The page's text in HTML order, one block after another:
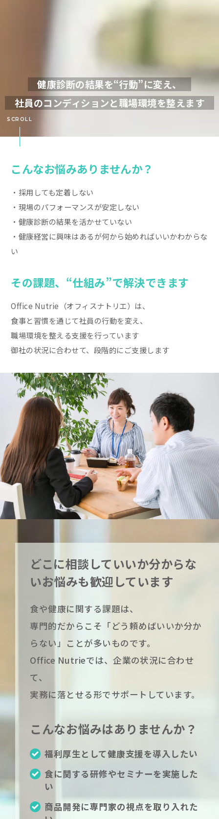
健康診断の結果を“行動”に変え、
社員のコンディションと職場環境を整えます
こんなお悩みありませんか？
・採用しても定着しない
・現場のパフォーマンスが安定しない
・健康診断の結果を活かせていない
・健康経営に興味はあるが何から始めればいいかわからな
い
その課題、“仕組み”で解決できます
Office Nutrie（オフィスナトリエ）は、
食事と習慣を通じて社員の行動を変え、
職場環境を整える支援を行っています
御社の状況に合わせて、段階的にご支援します
どこに相談していいか分からな
いお悩みも歓迎しています
食や健康に関する課題は、
専門的だからこそ「どう頼めばいいか分か
らない」ことが多いものです。
Office Nutrieでは、企業の状況に合わせ
て、
実務に落とせる形でサポートしています。
こんなお悩みはありませんか？
福利厚生として健康支援を導入したい
食に関する研修やセミナーを実施した
い
商品開発に専門家の視点を取り入れた